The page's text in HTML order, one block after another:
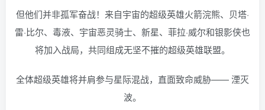
但他们并非孤军奋战！来自宇宙的超级英雄火箭浣熊、贝塔·
雷·比尔、毒液、宇宙恶灵骑士、新星、菲拉·威尔和银影侠也
将加入战局，共同组成无坚不摧的超级英雄联盟。
全体超级英雄将并肩参与星际混战，直面致命威胁—— 湮灭
波。